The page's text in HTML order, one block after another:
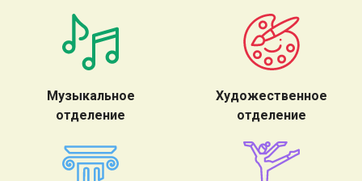
Музыкальное
отделение
Художественное
отделение